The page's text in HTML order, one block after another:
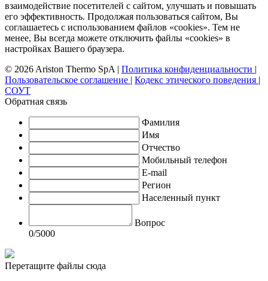
взаимодействие посетителей с сайтом, улучшать и повышать
его эффективность. Продолжая пользоваться сайтом, Вы
соглашаетесь с использованием файлов «cookies». Тем не
менее, Вы всегда можете отключить файлы «cookies» в
настройках Вашего браузера.
© 2026 Ariston Thermo SpA | Политика конфиденциальности |
Пользовательское соглашение | Кодекс этического поведения |
СОУТ
Обратная связь
Фамилия
Имя
Отчество
Мобильный телефон
E-mail
Регион
Населенный пункт
Вопрос
0/5000
Перетащите файлы сюда